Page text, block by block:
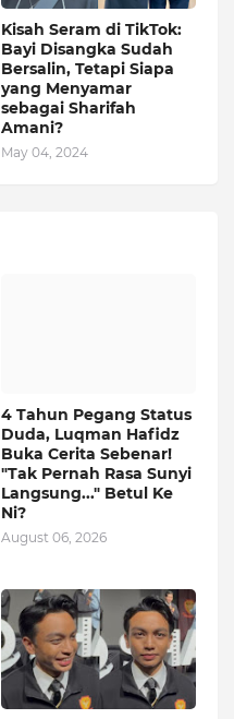
Kisah Seram di TikTok:
Bayi Disangka Sudah
Bersalin, Tetapi Siapa
yang Menyamar
sebagai Sharifah
Amani?
May 04, 2024
4 Tahun Pegang Status
Duda, Luqman Hafidz
Buka Cerita Sebenar!
"Tak Pernah Rasa Sunyi
Langsung..." Betul Ke
Ni?
August 06, 2026